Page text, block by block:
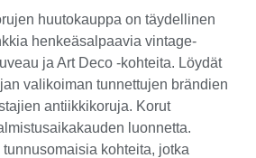
huutokauppa on täydellinen
henkeäsalpaavia vintage-
ja Art Deco -kohteita. Löydät
valikoiman tunnettujen brändien
antiikkikoruja. Korut
luonnetta.
kohteita, jotka